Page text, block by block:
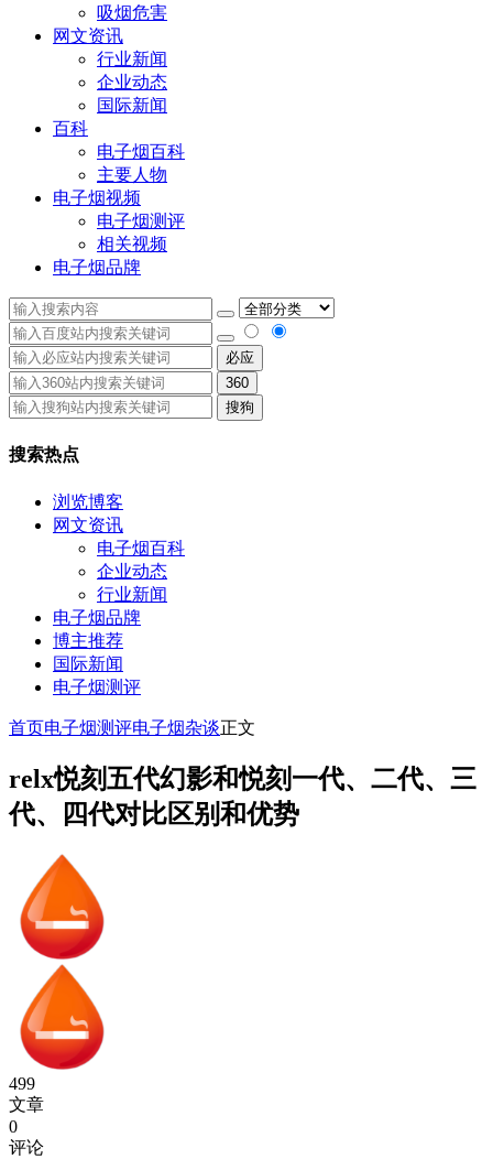
吸烟危害
网文资讯
行业新闻
企业动态
国际新闻
百科
电子烟百科
主要人物
电子烟视频
电子烟测评
相关视频
电子烟品牌
必应
360
搜狗
搜索热点
浏览博客
网文资讯
电子烟百科
企业动态
行业新闻
电子烟品牌
博主推荐
国际新闻
电子烟测评
首页电子烟测评电子烟杂谈正文
relx悦刻五代幻影和悦刻一代、二代、三
代、四代对比区别和优势
499
文章
0
评论